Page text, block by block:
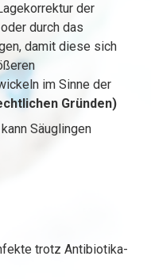
der
durch das
damit diese sich
im Sinne der
Gründen)
Säuglingen
trotz Antibiotika-